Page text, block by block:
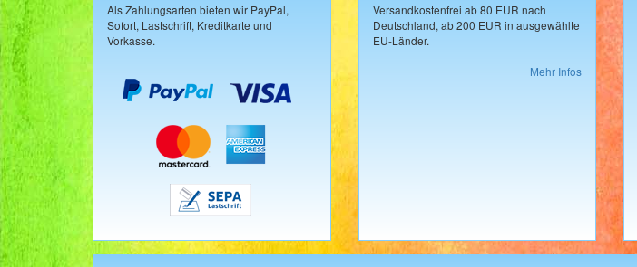
Als Zahlungsarten bieten wir PayPal,
Sofort, Lastschrift, Kreditkarte und
Vorkasse.
Versandkostenfrei ab 80 EUR nach
Deutschland, ab 200 EUR in ausgewählte
EU-Länder.
Mehr Infos